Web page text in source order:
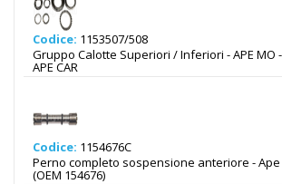
Codice: 1153507/508
Gruppo Calotte Superiori / Inferiori - APE MO -
APE CAR
Codice: 1154676C
Perno completo sospensione anteriore - Ape
(OEM 154676)